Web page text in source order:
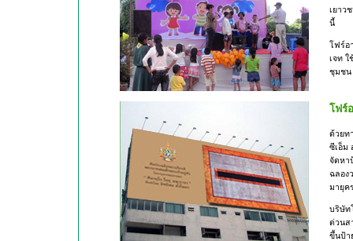
เยาว
นี้
โฟร์อ
เจท ใ
ชุมชน
โฟร์
ด้วยท
ซีเอ็ม
จัดหา
ฉลอง
มายุค
บริษัท
ด่วนส
ขึ้นป้า